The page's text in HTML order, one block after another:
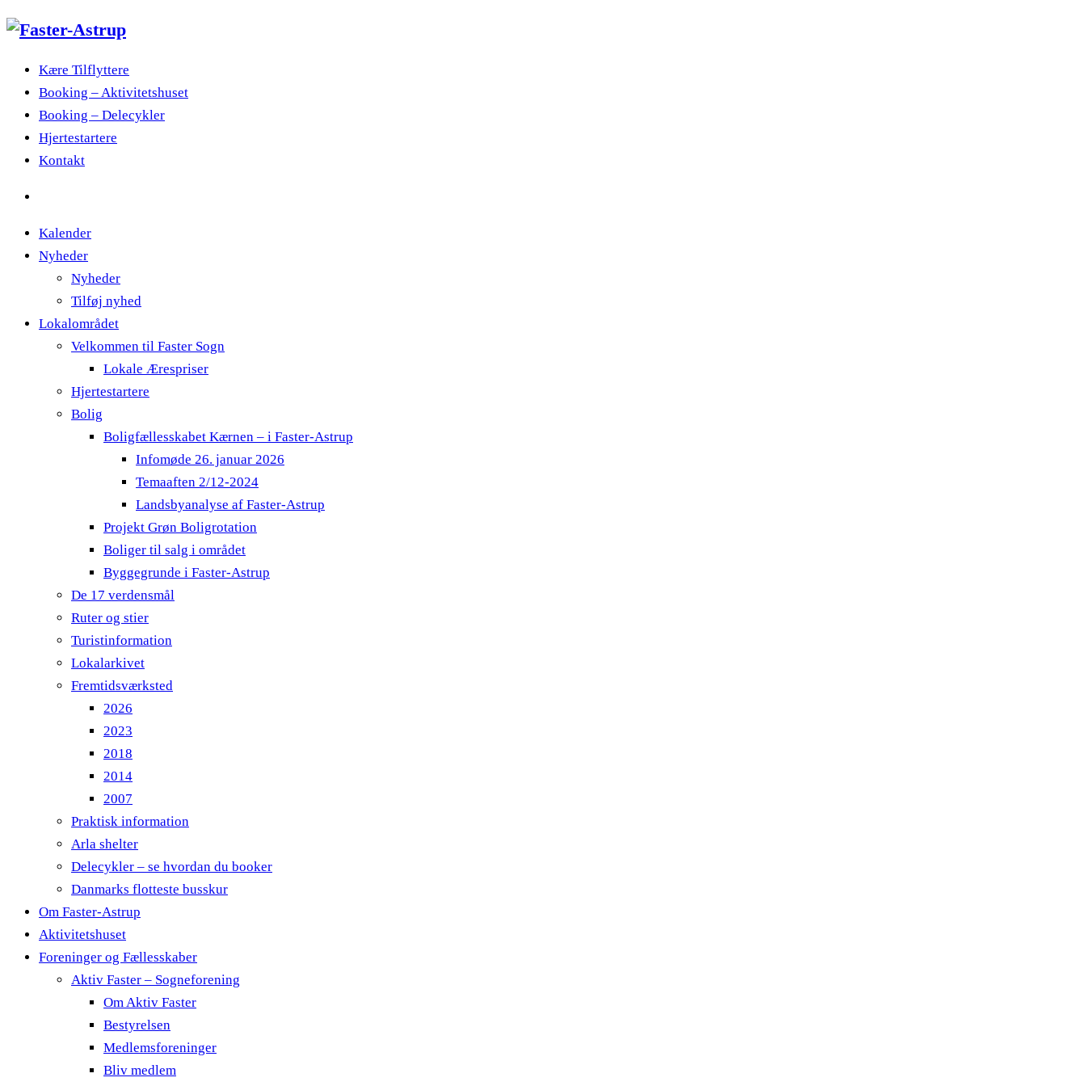
Kære Tilflyttere
Booking – Aktivitetshuset
Booking – Delecykler
Hjertestartere
Kontakt
Kalender
Nyheder
Nyheder
Tilføj nyhed
Lokalområdet
Velkommen til Faster Sogn
Lokale Ærespriser
Hjertestartere
Bolig
Boligfællesskabet Kærnen – i Faster-Astrup
Infomøde 26. januar 2026
Temaaften 2/12-2024
Landsbyanalyse af Faster-Astrup
Projekt Grøn Boligrotation
Boliger til salg i området
Byggegrunde i Faster-Astrup
De 17 verdensmål
Ruter og stier
Turistinformation
Lokalarkivet
Fremtidsværksted
2026
2023
2018
2014
2007
Praktisk information
Arla shelter
Delecykler – se hvordan du booker
Danmarks flotteste busskur
Om Faster-Astrup
Aktivitetshuset
Foreninger og Fællesskaber
Aktiv Faster – Sogneforening
Om Aktiv Faster
Bestyrelsen
Medlemsforeninger
Bliv medlem